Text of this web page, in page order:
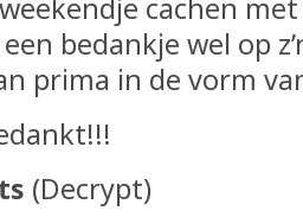
cachen
bedankje wel op
prima in de vorm
(Decrypt)